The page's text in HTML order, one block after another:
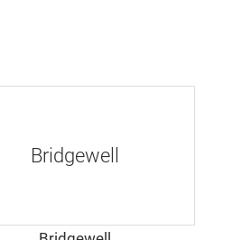
Bridgewell